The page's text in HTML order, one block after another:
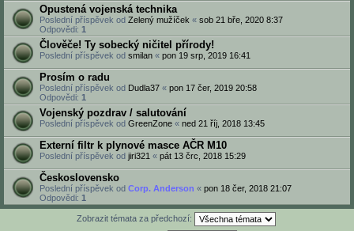
Opustená vojenská technika
Poslední příspěvek od Zelený mužíček « sob 21 bře, 2020 8:37
Odpovědi: 1
Člověče! Ty sobecký ničitel přírody!
Poslední příspěvek od smilan « pon 19 srp, 2019 16:41
Prosím o radu
Poslední příspěvek od Dudla37 « pon 17 čer, 2019 20:58
Odpovědi: 1
Vojenský pozdrav / salutování
Poslední příspěvek od GreenZone « ned 21 říj, 2018 13:45
Externí filtr k plynové masce AČR M10
Poslední příspěvek od jiri321 « pát 13 črc, 2018 15:29
Československo
Poslední příspěvek od Corp. Anderson « pon 18 čer, 2018 21:07
Odpovědi: 1
Zobrazit témata za předchozí: